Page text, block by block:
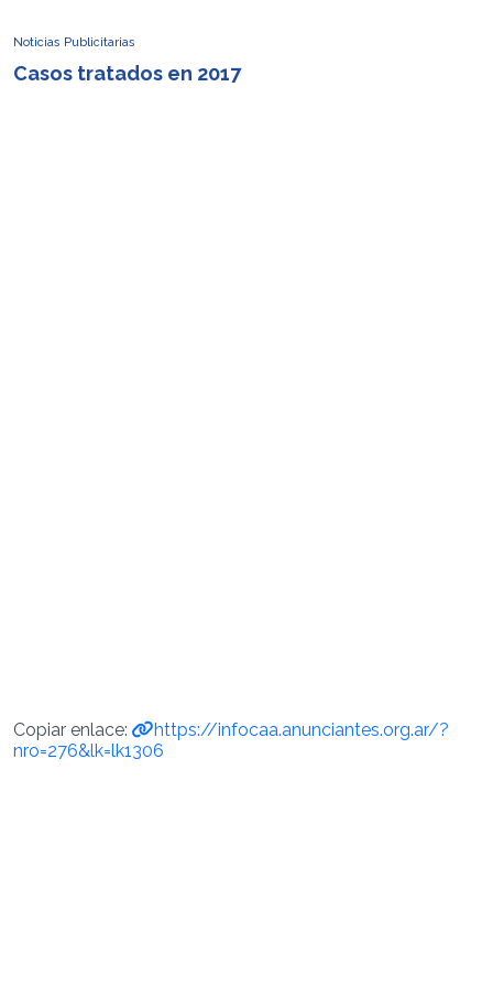
Noticias Publicitarias
Casos tratados en 2017
Copiar enlace:
https://infocaa.anunciantes.org.ar/?
nro=276&lk=lk1306